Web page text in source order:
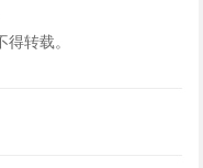
转载。